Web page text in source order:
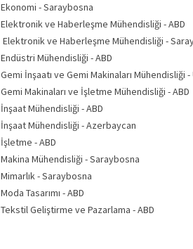
Ekonomi - Saraybosna
Elektronik ve Haberleşme Mühendisliği - ABD
Elektronik ve Haberleşme Mühendisliği -
Endüstri Mühendisliği - ABD
Gemi İnşaatı ve Gemi Makinaları Mühendisliği -
Gemi Makinaları ve İşletme Mühendisliği - ABD
İnşaat Mühendisliği - ABD
İnşaat Mühendisliği - Azerbaycan
İşletme - ABD
Makina Mühendisliği - Saraybosna
Mimarlık - Saraybosna
Moda Tasarımı - ABD
Tekstil Geliştirme ve Pazarlama - ABD